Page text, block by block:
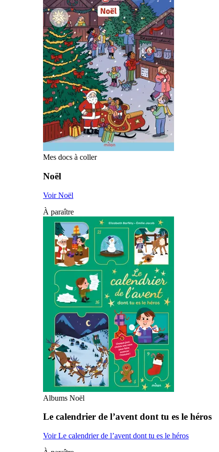
Mes docs à coller
Noël
Voir Noël
À paraître
Albums Noël
Le calendrier de l’avent dont tu es le héros
Voir Le calendrier de l’avent dont tu es le héros